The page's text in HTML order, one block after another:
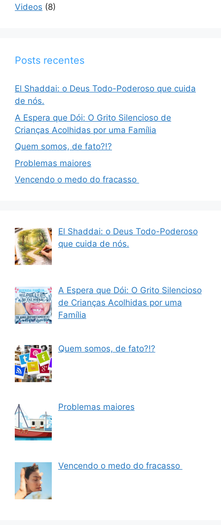
Videos (8)
Posts recentes
El Shaddai: o Deus Todo-Poderoso que cuida
de nós.
A Espera que Dói: O Grito Silencioso de
Crianças Acolhidas por uma Família
Quem somos, de fato?!?
Problemas maiores
Vencendo o medo do fracasso
El Shaddai: o Deus Todo-Poderoso
que cuida de nós.
A Espera que Dói: O Grito Silencioso
de Crianças Acolhidas por uma
Família
Quem somos, de fato?!?
Problemas maiores
Vencendo o medo do fracasso